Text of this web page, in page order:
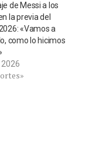
de Messi a los
la previa del
«Vamos a
como lo hicimos